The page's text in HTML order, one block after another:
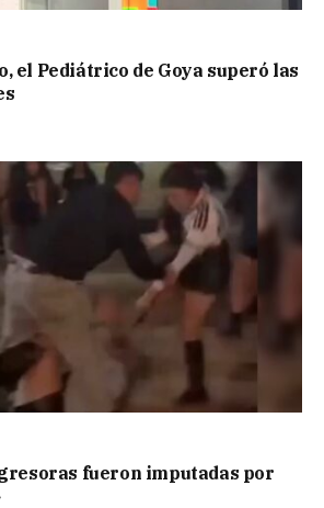
el Pediátrico de Goya superó las
fueron imputadas por